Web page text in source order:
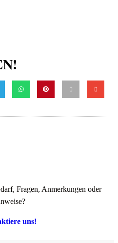
Fragen, Anmerkungen oder
uns!